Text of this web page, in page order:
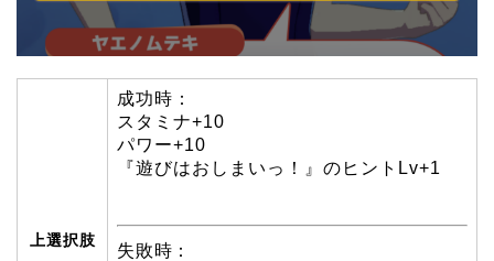
上選択肢
成功時：
スタミナ+10
パワー+10
『遊びはおしまいっ！』のヒントLv+1
失敗時：